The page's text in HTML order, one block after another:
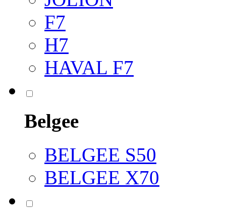
F7
H7
HAVAL F7
Belgee
BELGEE S50
BELGEE X70